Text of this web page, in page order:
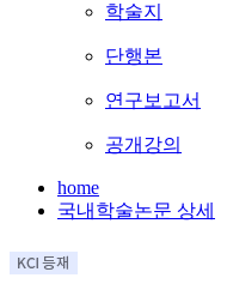
학술지
단행본
연구보고서
공개강의
home
국내학술논문 상세